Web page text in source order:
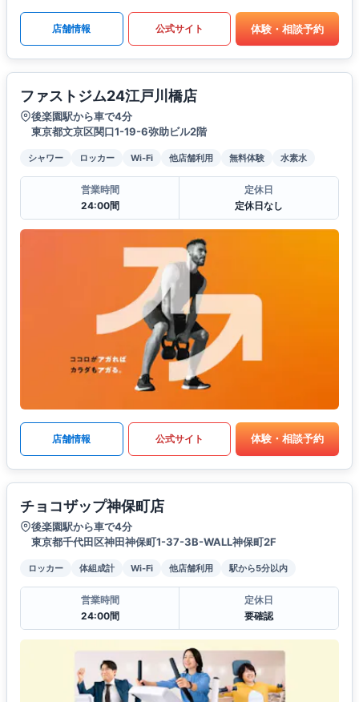
店舗情報 公式サイト 体験・相談予約
ファストジム24江戸川橋店
後楽園駅から車で4分
東京都文京区関口1-19-6弥助ビル2階
シャワー ロッカー Wi-Fi 他店舗利用 無料体験 水素水
営業時間
24:00間
定休日
定休日なし
店舗情報 公式サイト 体験・相談予約
チョコザップ神保町店
後楽園駅から車で4分
東京都千代田区神田神保町1-37-3B-WALL神保町2F
ロッカー 体組成計 Wi-Fi 他店舗利用 駅から5分以内
営業時間
24:00間
定休日
要確認